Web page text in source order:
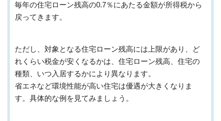
毎年の住宅ローン残高の0.7％にあたる金額が所得税から
戻ってきます。
ただし、対象となる住宅ローン残高には上限があり、ど
れくらい税金が安くなるかは、住宅ローン残高、住宅の
種類、いつ入居するかにより異なります。
省エネなど環境性能が高い住宅は優遇が大きくなりま
す。具体的な例を見てみましょう。